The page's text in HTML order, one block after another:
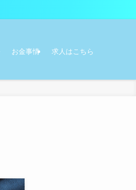
お金事情 求人はこちら